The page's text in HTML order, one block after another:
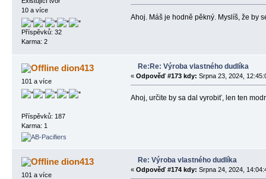
10 a více
Příspěvků: 32
Karma: 2
Ahoj. Máš je hodně pěkný. Myslíš, že by
dion413
101 a více
Příspěvků: 187
Karma: 1
Re:Re: Výroba vlastného dudlíka
« Odpověď #173 kdy: Srpna 23, 2024,
Ahoj, určite by sa dal vyrobiť, len ten
dion413
101 a více
Re: Výroba vlastného dudlíka
« Odpověď #174 kdy: Srpna 24, 2024,